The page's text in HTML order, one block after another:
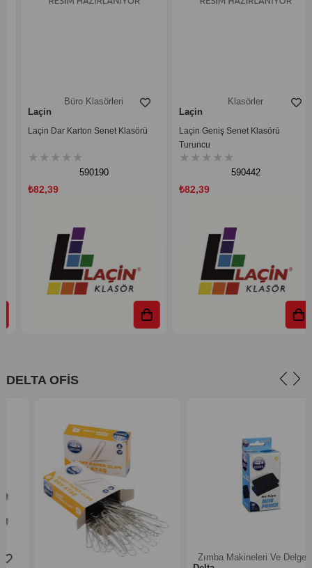
Büro Klasörleri
Laçin
Laçin Dar Karton Senet Klasörü
★ ★ ★ ★
590190
₺82,39
Klasörler
Laçin
Laçin Geniş Senet Klasörü
Turuncu
★ ★ ★ ★
590442
₺82,39
DELTA OFİS
Zımba Makineleri Ve Delgeçler